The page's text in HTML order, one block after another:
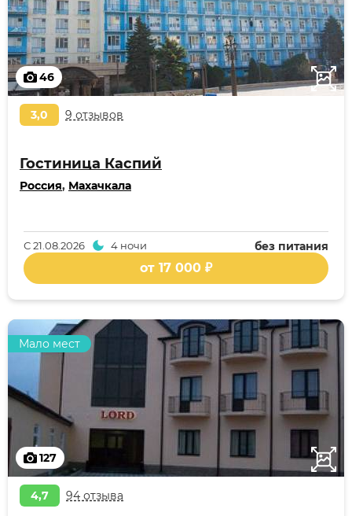
46
3,0 9 отзывов
Гостиница Каспий
Россия, Махачкала
без питания
С21.08.2026 4 ночи
от 17 000 ₽
127
Мало мест
4,7 94 отзыва